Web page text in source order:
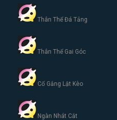
Thân Thể Đá Tảng
Thân Thể Gai Góc
Cố Gắng Lật Kèo
Ngàn Nhát Cắt